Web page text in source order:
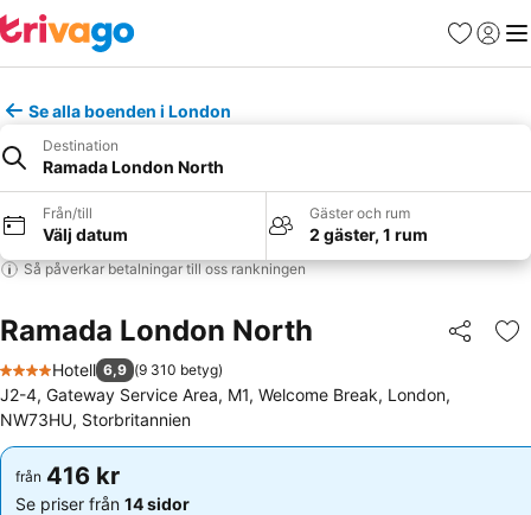
Favoriter
Logga
Se alla boenden i London
Destination
Ramada London North
Från/till
Välj datum
Gäster och rum
2 gäster, 1 rum
Så påverkar betalningar till oss rankningen
Ramada London North Dela
4 Stjärnor
Hotell 6,9 (9 310 betyg)
J2-4, Gateway Service Area, M1, Welcome Break, London,
NW73HU, Storbritannien
från 416 kr
Se priser från 14 sidor
från 416 kr
Se priser från 14 sidor